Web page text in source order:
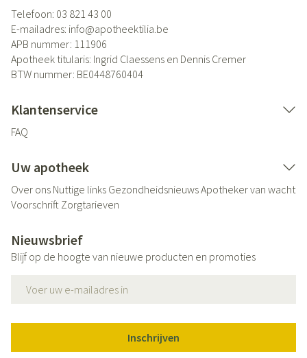
Telefoon: 03 821 43 00
E-mailadres: info@apotheektilia.be
APB nummer: 111906
Apotheek titularis: Ingrid Claessens en Dennis Cremer
BTW nummer: BE0448760404
Klantenservice
FAQ
Uw apotheek
Over ons Nuttige links GezondheidsnieuwsApotheker van wacht
Voorschrift Zorgtarieven
Nieuwsbrief
Blijf op de hoogte van nieuwe producten en promoties
Inschrijven